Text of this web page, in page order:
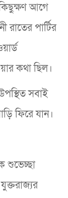
কিছুক্ষণ আগে
রাতের পার্টির
কথা ছিল।
সবাই
ফিরে যান।
শুভেচ্ছা